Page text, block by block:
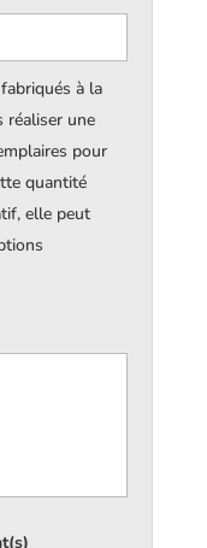
à la
réaliser une
pour
quantité
elle peut